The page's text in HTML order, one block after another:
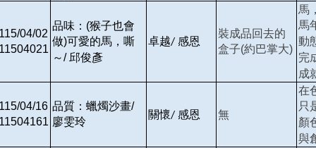
04/02
品味：(猴子也會
做)可愛的馬，嘶
～/ 邱俊彥
卓越/ 感恩
裝成品回去的
盒子(約巴掌大)
馬
馬
動
完
成
04/16 品質：蠟燭沙畫/
廖雯玲
關懷/ 感恩 無
在
只
顏
與